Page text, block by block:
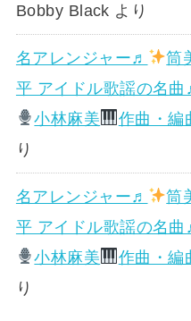
Bobby Black より
名アレンジャー♬ 筒
平 アイドル歌謡の名曲
小林麻美
作曲・編
り
名アレンジャー♬ 筒
平 アイドル歌謡の名曲
小林麻美
作曲・編
り